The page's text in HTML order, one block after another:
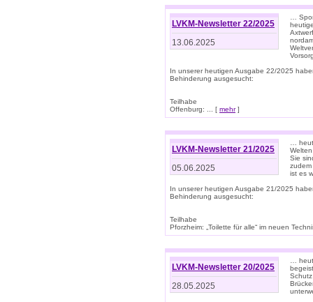
LVKM-Newsletter 22/2025
13.06.2025
…
In unserer heutigen Ausgabe 22/2025
Behinderung ausgesucht:
Teilhabe
Offenburg: ... [ mehr]
LVKM-Newsletter 21/2025
05.06.2025
…
Sie
ist es
In unserer heutigen Ausgabe 21/2025
Behinderung ausgesucht:
Teilhabe
Pforzheim: „Toilette für alle“ im neuen
LVKM-Newsletter 20/2025
28.05.2025
…